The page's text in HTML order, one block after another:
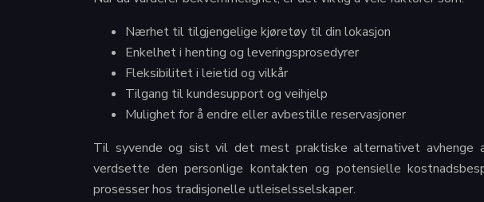
Nærhet til tilgjengelige kjøretøy til din lokasjon
Enkelhet i henting og leveringsprosedyrer
Fleksibilitet i leietid og vilkår
Tilgang til kundesupport og veihjelp
Mulighet for å endre eller avbestille reservasjoner
Til syvende og sist vil det mest praktiske alternativet avhenge
verdsette den personlige kontakten og potensielle
prosesser hos tradisjonelle utleiselsselskaper.